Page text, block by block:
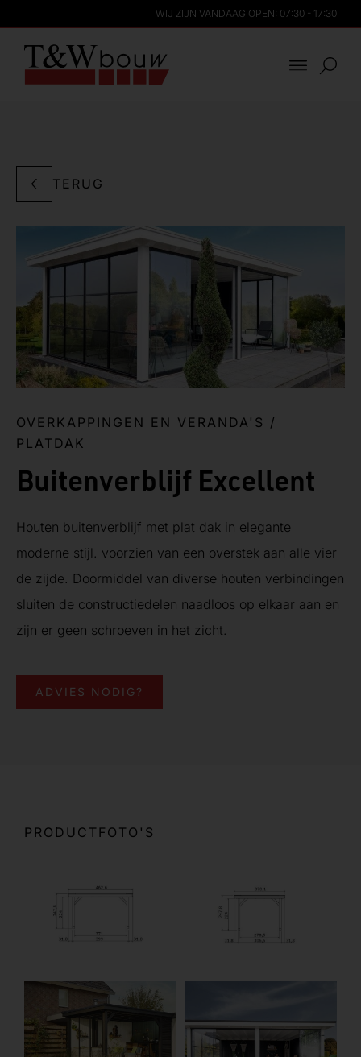
WIJ ZIJN VANDAAG OPEN: 07:30 - 17:30
TERUG
OVERKAPPINGEN EN VERANDA'S /
PLATDAK
Buitenverblijf Excellent
Houten buitenverblijf met plat dak in elegante
moderne stijl. voorzien van een overstek aan alle vier
de zijde. Doormiddel van diverse houten verbindingen
sluiten de constructiedelen naadloos op elkaar aan en
zijn er geen schroeven in het zicht.
ADVIES NODIG?
PRODUCTFOTO'S